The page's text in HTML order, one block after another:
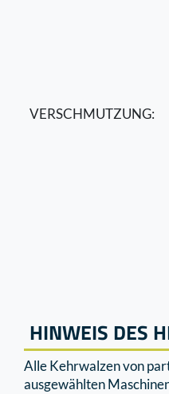
VERSCHMUTZUNG:
HINWEIS DES
Alle Kehrwalzen von
ausgewählten